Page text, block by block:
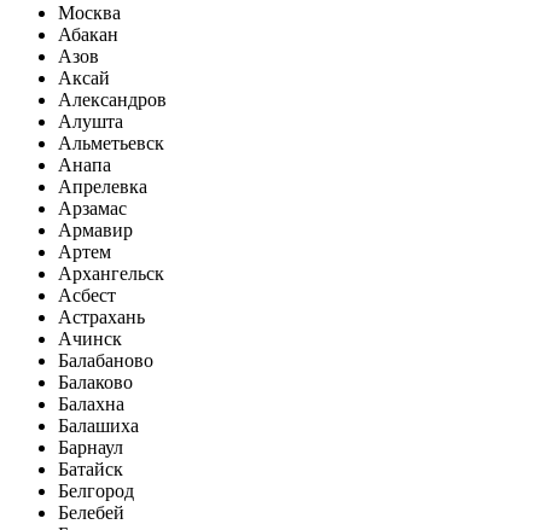
Москва
Абакан
Азов
Аксай
Александров
Алушта
Альметьевск
Анапа
Апрелевка
Арзамас
Армавир
Артем
Архангельск
Асбест
Астрахань
Ачинск
Балабаново
Балаково
Балахна
Балашиха
Барнаул
Батайск
Белгород
Белебей